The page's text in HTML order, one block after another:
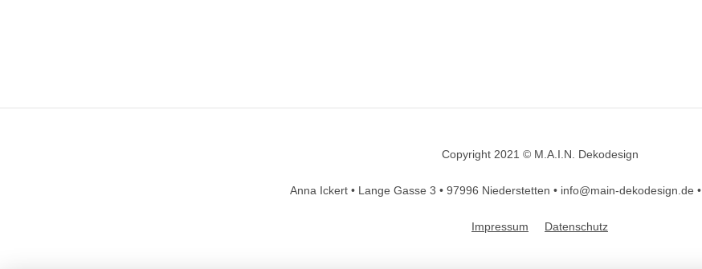
Designed byDesignHooks
Copyright 2021 © M.A.I.N. Dekodesign
Anna Ickert • Lange Gasse 3 • 97996 Niederstetten • info@main-dekodesign.de •
Impressum Datenschutz